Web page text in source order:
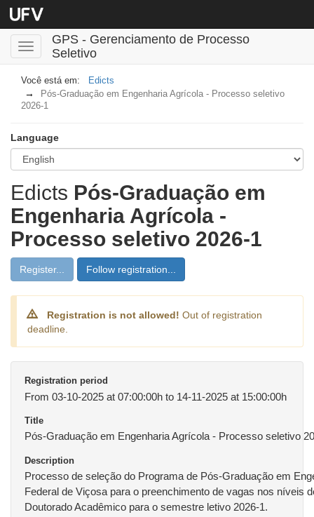
Toggle
navigation
GPS - Gerenciamento de Processo
Seletivo
Edicts
Pós-Graduação em Engenharia Agrícola - Processo seletivo
2026-1
Language
Edicts Pós-Graduação em
Engenharia Agrícola -
Processo seletivo 2026-1
Register... Follow registration...
Registration is not allowed! Out of registration
deadline.
Registration period
From 03-10-2025 at 07:00:00h to 14-11-2025 at 15:00:00h
Title
Pós-Graduação em Engenharia Agrícola - Processo seletivo
Description
Processo de seleção do Programa de Pós-Graduação em
Federal de Viçosa para o preenchimento de vagas nos níveis
Doutorado Acadêmico para o semestre letivo 2026-1.